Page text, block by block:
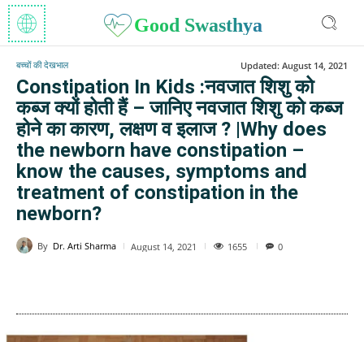
Good Swasthya
बच्चों की देखभाल Updated: August 14, 2021
Constipation In Kids :नवजात शिशु को
कब्ज क्यों होती हैं – जानिए नवजात शिशु को कब्ज
होने का कारण, लक्षण व इलाज ? |Why does
the newborn have constipation –
know the causes, symptoms and
treatment of constipation in the
newborn?
By Dr. Arti Sharma August 14, 2021 1655 0